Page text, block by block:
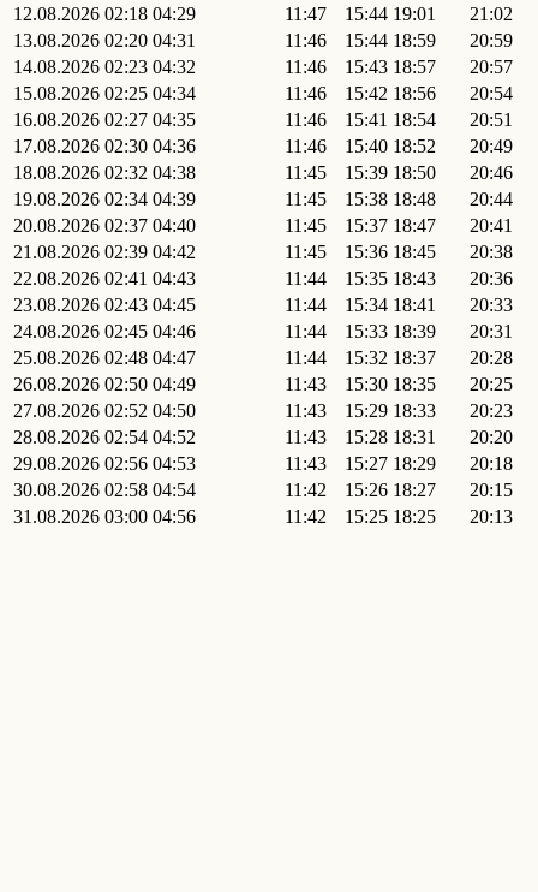
12.08.2026 02:18 04:29 11:47 15:44 19:01
21:02
13.08.2026 02:20 04:31 11:46 15:44 18:59
20:59
14.08.2026 02:23 04:32 11:46 15:43 18:57
20:57
15.08.2026 02:25 04:34 11:46 15:42 18:56
20:54
16.08.2026 02:27 04:35 11:46 15:41 18:54
20:51
17.08.2026 02:30 04:36 11:46 15:40 18:52
20:49
18.08.2026 02:32 04:38 11:45 15:39 18:50
20:46
19.08.2026 02:34 04:39 11:45 15:38 18:48
20:44
20.08.2026 02:37 04:40 11:45 15:37 18:47
20:41
21.08.2026 02:39 04:42 11:45 15:36 18:45
20:38
22.08.2026 02:41 04:43 11:44 15:35 18:43
20:36
23.08.2026 02:43 04:45 11:44 15:34 18:41
20:33
24.08.2026 02:45 04:46 11:44 15:33 18:39
20:31
25.08.2026 02:48 04:47 11:44 15:32 18:37
20:28
26.08.2026 02:50 04:49 11:43 15:30 18:35
20:25
27.08.2026 02:52 04:50 11:43 15:29 18:33
20:23
28.08.2026 02:54 04:52 11:43 15:28 18:31
20:20
29.08.2026 02:56 04:53 11:43 15:27 18:29
20:18
30.08.2026 02:58 04:54 11:42 15:26 18:27
20:15
31.08.2026 03:00 04:56 11:42 15:25 18:25 20:13